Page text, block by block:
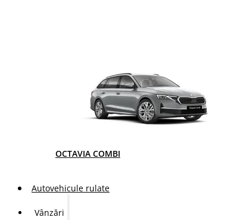
OCTAVIA COMBI
Autovehicule rulate
Vânzări